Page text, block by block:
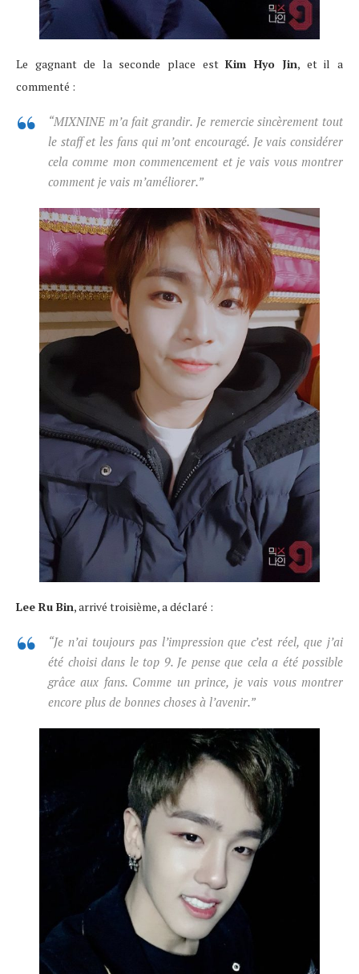
Le gagnant de la seconde place estKim Hyo Jin, et il a
commenté :
“MIXNINE m’a fait grandir. Je remercie sincèrement tout
le staff et les fans qui m’ont encouragé. Je vais considérer
cela comme mon commencement et je vais vous montrer
comment je vais m’améliorer.”
Lee Ru Bin, arrivé troisième, a déclaré :
“Je n’ai toujours pas l’impression que c’est réel, que j’ai
été choisi dans le top 9. Je pense que cela a été possible
grâce aux fans. Comme un prince, je vais vous montrer
encore plus de bonnes choses à l’avenir.”